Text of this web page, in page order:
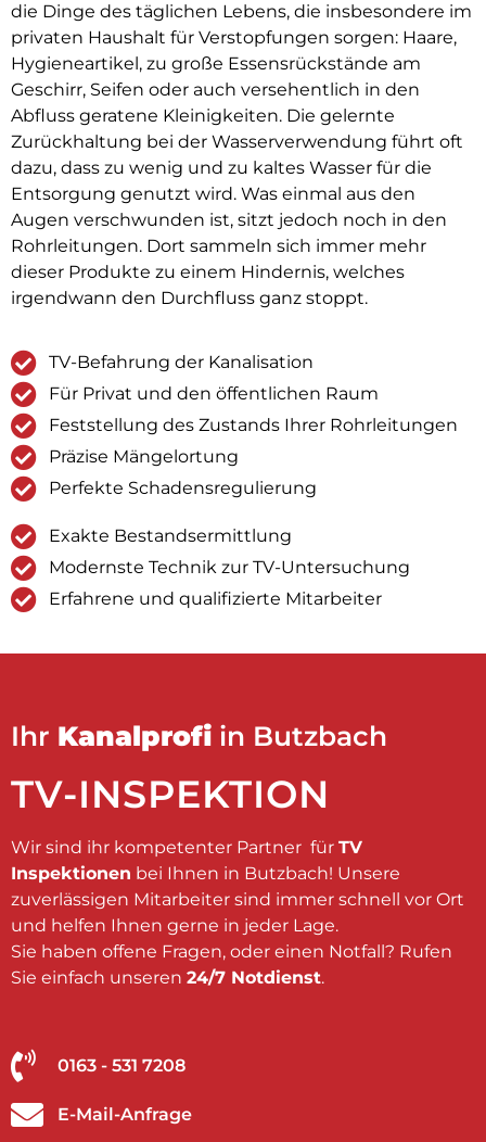
die Dinge des täglichen Lebens, die insbesondere im
privaten Haushalt für Verstopfungen sorgen: Haare,
Hygieneartikel, zu große Essensrückstände am
Geschirr, Seifen oder auch versehentlich in den
Abfluss geratene Kleinigkeiten. Die gelernte
Zurückhaltung bei der Wasserverwendung führt oft
dazu, dass zu wenig und zu kaltes Wasser für die
Entsorgung genutzt wird. Was einmal aus den
Augen verschwunden ist, sitzt jedoch noch in den
Rohrleitungen. Dort sammeln sich immer mehr
dieser Produkte zu einem Hindernis, welches
irgendwann den Durchfluss ganz stoppt.
TV-Befahrung der Kanalisation
Für Privat und den öffentlichen Raum
Feststellung des Zustands Ihrer Rohrleitungen
Präzise Mängelortung
Perfekte Schadensregulierung
Exakte Bestandsermittlung
Modernste Technik zur TV-Untersuchung
Erfahrene und qualifizierte Mitarbeiter
Ihr Kanalprofi in Butzbach
TV-INSPEKTION
Wir sind ihr kompetenter Partner für TV
Inspektionen bei Ihnen in Butzbach! Unsere
zuverlässigen Mitarbeiter sind immer schnell vor Ort
und helfen Ihnen gerne in jeder Lage.
Sie haben offene Fragen, oder einen Notfall? Rufen
Sie einfach unseren 24/7 Notdienst.
0163 - 531 7208
E-Mail-Anfrage